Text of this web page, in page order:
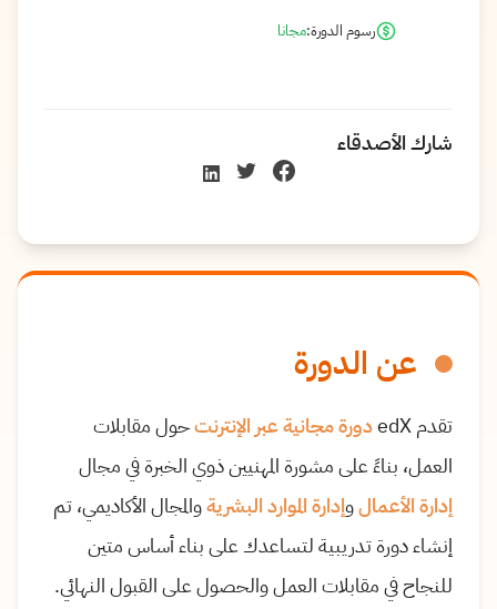
عن الدورة
تقدم edX دورة مجانية عبر الإنترنتحول مقابلات
العمل، بناءً على مشورة المهنيين ذوي الخبرة في مجال
إدارة الأعمالوإدارة الموارد البشريةوالمجال الأكاديمي، تم
إنشاء دورة تدريبية لتساعدك على بناء أساس متين
للنجاح في مقابلات العمل والحصول على القبول النهائي.
رسوم الدورة:مجانا
شارك الأصدقاء